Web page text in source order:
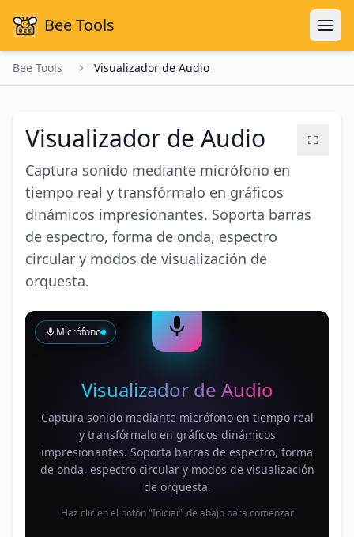
Bee Tools
Bee Tools Visualizador de Audio
Visualizador de Audio
Captura sonido mediante micrófono en
tiempo real y transfórmalo en gráficos
dinámicos impresionantes. Soporta barras
de espectro, forma de onda, espectro
circular y modos de visualización de
orquesta.
Micrófono
Visualizador de Audio
Captura sonido mediante micrófono en tiempo real
y transfórmalo en gráficos dinámicos
impresionantes. Soporta barras de espectro, forma
de onda, espectro circular y modos de visualización
de orquesta.
Haz clic en el botón "Iniciar" de abajo para comenzar